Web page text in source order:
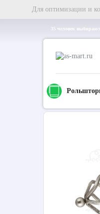
Для оптимизации и
35 человек выбирают
Главная